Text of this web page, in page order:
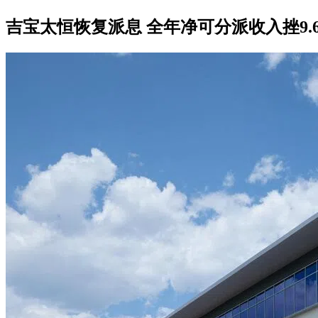
吉宝太恒恢复派息 全年净可分派收入挫